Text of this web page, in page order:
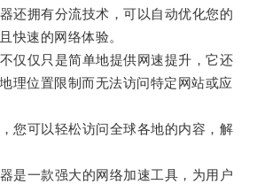
拥有分流技术，可以自动优化您的
快速的网络体验。
仅只是简单地提供网速提升，它还
理位置限制而无法访问特定网站或应
可以轻松访问全球各地的内容，解
一款强大的网络加速工具，为用户